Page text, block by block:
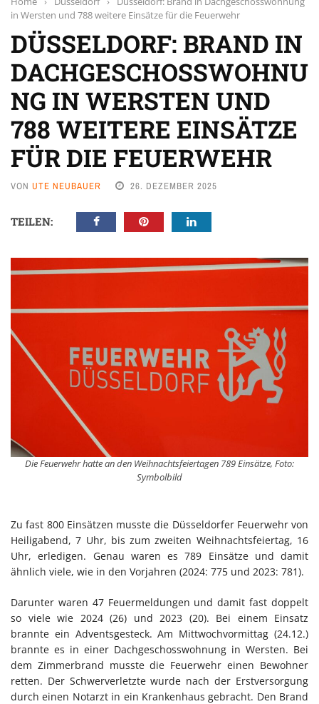
in Wersten und 788 weitere Einsätze für die Feuerwehr
DÜSSELDORF: BRAND IN
DACHGESCHOSSWOHNU
NG IN WERSTEN UND
788 WEITERE EINSÄTZE
FÜR DIE FEUERWEHR
VON UTE NEUBAUER 26. DEZEMBER 2025
TEILEN:
Die Feuerwehr hatte an den Weihnachtsfeiertagen 789 Einsätze, Foto:
Symbolbild
Zu fast 800 Einsätzen musste die Düsseldorfer Feuerwehr von
Heiligabend, 7 Uhr, bis zum zweiten Weihnachtsfeiertag, 16
Uhr, erledigen. Genau waren es 789 Einsätze und damit
ähnlich viele, wie in den Vorjahren (2024: 775 und 2023: 781).
Darunter waren 47 Feuermeldungen und damit fast doppelt
so viele wie 2024 (26) und 2023 (20). Bei einem Einsatz
brannte ein Adventsgesteck. Am Mittwochvormittag (24.12.)
brannte es in einer Dachgeschosswohnung in Wersten. Bei
dem Zimmerbrand musste die Feuerwehr einen Bewohner
retten. Der Schwerverletzte wurde nach der Erstversorgung
durch einen Notarzt in ein Krankenhaus gebracht. Den Brand